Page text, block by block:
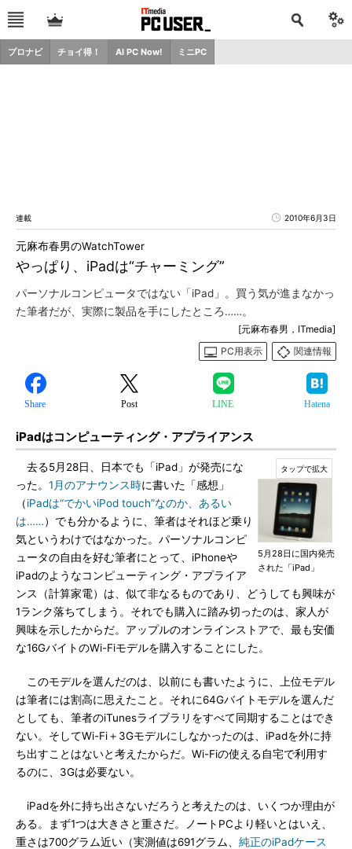
プロナビ チョイ得！ AI PC Now! ミニPC
連載 2010年6月3日
やっぱり、iPadは“チャーミング”
元麻布春男のWatchTower
パーソナルコンピュータではない「iPad」。買う気が進まなかっ
た筆者だが、実際に製品を手にしたところ……。
[元麻布春男，ITmedia]
PC用表示
関連情報
Share Post LINE Hatena
iPadはコンピューティング・アプライアンス
5月28日に国内発売
された「iPad」
去る5月28日、日本でも「iPad」が発売にな
った。 1月のアナウンス時に書いた「感想」
（iPadは“でかいiPod touch”なのか、あるい
は……）でも分かるように、筆者はそれほど乗り
気というわけではなかった。パーソナルコンピ
ュータの自由を好む筆者にとって、iPhoneや
iPadのようなコンピューティング・アプライア
ンス（計算家電）は、似て非なるものであり、どうしても興味が
1ランク落ちてしまう。それでも購入に踏み切ったのは、家人が
興味を示したからだ。アップルのオンラインストアで、最も安価
な16GバイトのWi-Fiモデルを購入することにした。
このモデルを選んだのは、以前にも書いたように、上位モデル
は筆者には割高に思えたこと。それに64Gバイトモデルを選んだ
としても、筆者のiTunesライブラリをすべて同期することはでき
ない。そしてWi-Fi＋3Gモデルにしなかったのは、iPadを外に持
ち出すことはないと考えたからだ。Wi-Fiの使える自宅で利用す
るのに、3Gは必要ない。
iPadを外に持ち出さないだろうと考えたのは、いくつか理由が
ある。まず1つは大きさと重さだ。ノートPCより軽いとはいえ、
重さは700グラム近い（実測値は691グラム、 純正のiPadケース